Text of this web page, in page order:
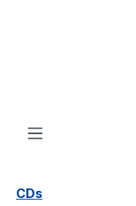
CDs